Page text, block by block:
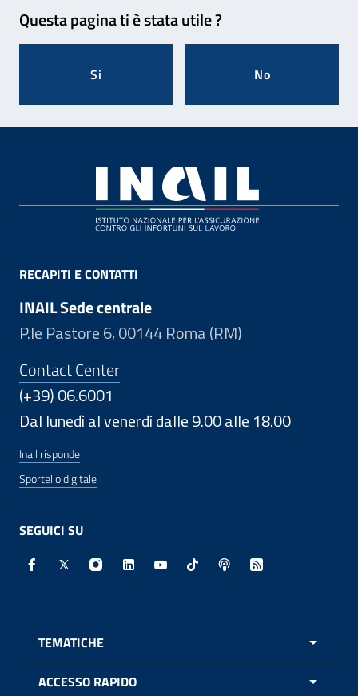
Questa pagina ti è stata utile ?
Si No
RECAPITI E CONTATTI
INAIL Sede centrale
P.le Pastore 6, 00144 Roma (RM)
Contact Center
(+39) 06.6001
Dal lunedì al venerdì dalle 9.00 alle 18.00
Inail risponde
Sportello digitale
SEGUICI SU
Facebook - Sito esterno - Apertura in nuova finestra
X - Sito esterno - Apertura in nuova finestra
Instagram - Sito esterno - Apertura in
Linkedin - Sito esterno - Apertura in
Youtube - Sito esterno -
TikTok - Sito esterno -
Spreaker - Sito
Feed RSS -
TEMATICHE
ACCESSO RAPIDO